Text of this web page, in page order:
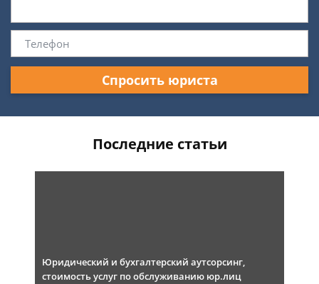
Спросить юриста
Последние статьи
Юридический и бухгалтерский аутсорсинг,
стоимость услуг по обслуживанию юр.лиц